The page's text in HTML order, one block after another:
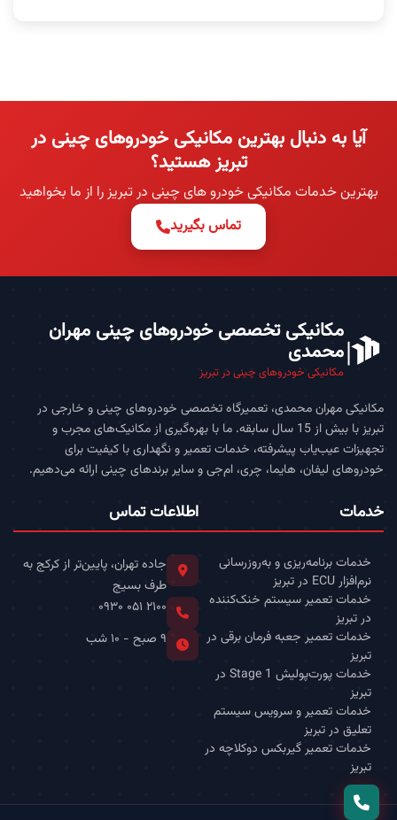
آیا به دنبال بهترین مکانیکی خودروهای چینی در
تبریز هستید؟
بهترین خدمات مکانیکی خودرو های چینی در تبریز را از ما بخواهید
تماس بگیرید
مکانیکی تخصصی خودروهای چینی مهران
محمدی
مکانیکی خودروهای چینی در تبریز
مکانیکی مهران محمدی، تعمیرگاه تخصصی خودروهای چینی و خارجی در
تبریز با بیش از 15 سال سابقه. ما با بهره‌گیری از مکانیک‌های مجرب و
تجهیزات عیب‌یاب پیشرفته، خدمات تعمیر و نگهداری با کیفیت برای
خودروهای لیفان، هایما، چری، ام‌جی و سایر برندهای چینی ارائه می‌دهیم.
خدمات
خدمات برنامه‌ریزی و به‌روزرسانی
نرم‌افزار ECU در تبریز
خدمات تعمیر سیستم خنک‌کننده
در تبریز
خدمات تعمیر جعبه فرمان برقی در
تبریز
خدمات پورت‌پولیش Stage 1 در
تبریز
خدمات تعمیر و سرویس سیستم
تعلیق در تبریز
خدمات تعمیر گیربکس دوکلاچه در
تبریز
اطلاعات تماس
جاده تهران، پایین‌تر از کرکج به
طرف بسیج
۰۹۳۰ ۰۵۱ ۲۱۰۰
۹ صبح - ۱۰ شب